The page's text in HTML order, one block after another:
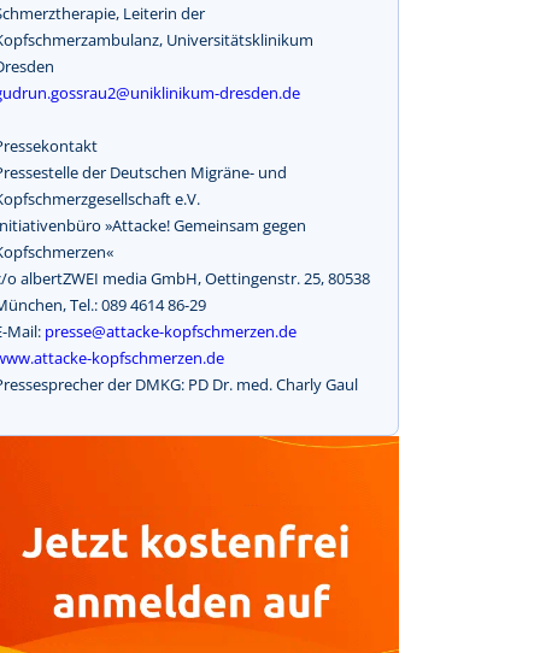
Leiterin der
Universitätsklinikum
dresden.de
der Deutschen Migräne- und
e.V.
»Attacke! Gemeinsam gegen
o albertZWEI media GmbH, Oettingenstr. 25, 80538
Tel.: 089 4614 86-29
Mail: presse@attacke-kopfschmerzen.de
kopfschmerzen.de
der DMKG: PD Dr. med. Charly Gaul